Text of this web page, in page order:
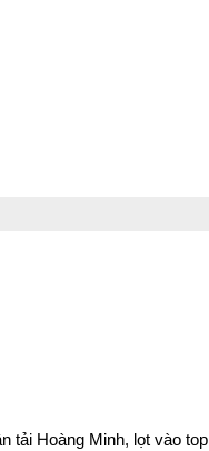
tải Hoàng Minh, lọt vào